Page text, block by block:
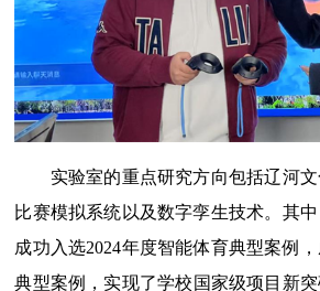
实验室的重点研究方向包括辽河
比赛模拟系统以及数字孪生技术。其
成功入选2024年度智能体育典型案例
典型案例 ， 实现了学校 国家级项目新